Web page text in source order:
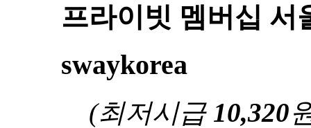
프라이빗 멤버십 서
swaykorea
(최저시급 10,320